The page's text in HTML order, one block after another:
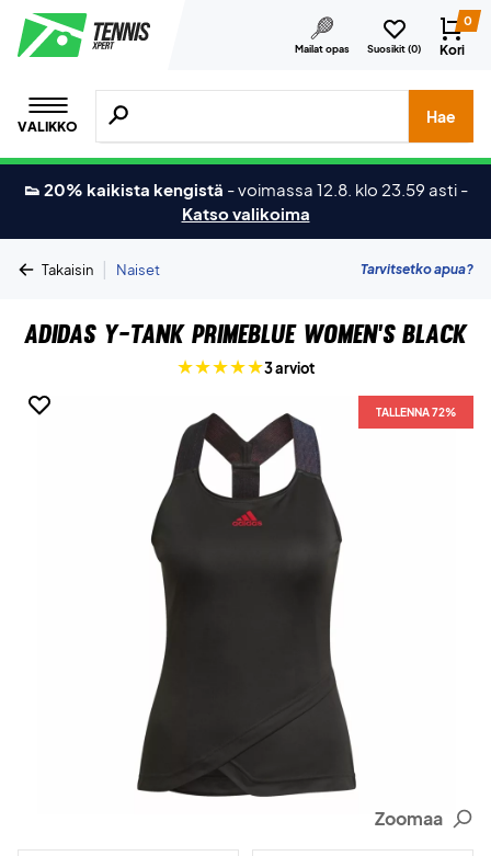
Mailat opas Suosikit (0)
0
Kori
VALIKKO
Hae tuotteita, merkkejä jne.
Hae
👟 20% kaikista kengistä -voimassa 12.8. klo 23.59 asti -
Katso valikoima
Takaisin | Naiset Tarvitsetko apua?
Adidas Y-Tank Primeblue Women's Black
3 arviot
TALLENNA 72%
Zoomaa